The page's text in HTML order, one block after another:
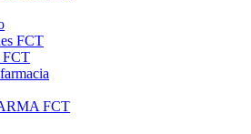
FCT
FCT
FCT